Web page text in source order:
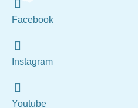
Facebook
Instagram
Youtube